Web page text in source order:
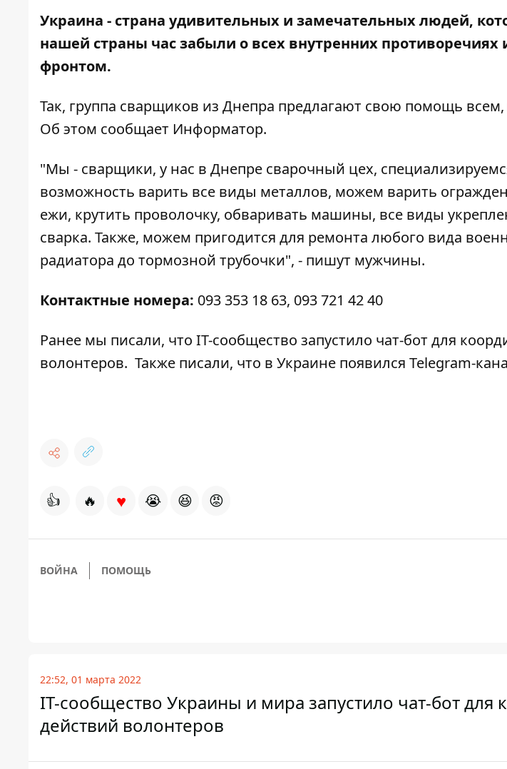
Украина - страна удивительных и замечательных людей,
нашей страны час забыли о всех внутренних
фронтом.
Так, группа сварщиков из Днепра предлагают свою помощь
Об этом сообщает Информатор.
"Мы - сварщики, у нас в Днепре сварочный цех,
возможность варить все виды металлов, можем варить
ежи, крутить проволочку, обваривать машины, все виды
сварка. Также, можем пригодится для ремонта любого вида
радиатора до тормозной трубочки", - пишут мужчины.
Контактные номера: 093 353 18 63, 093 721 42 40
Ранее мы писали, что IT-сообщество запустило чат-бот для
волонтеров. Также писали, что в Украине появился Telegram-
👍 🔥 ♥ 😭 😆 😡
ВОЙНА ПОМОЩЬ
22:52, 01 марта 2022
IT-сообщество Украины и мира запустило чат-бот для
действий волонтеров